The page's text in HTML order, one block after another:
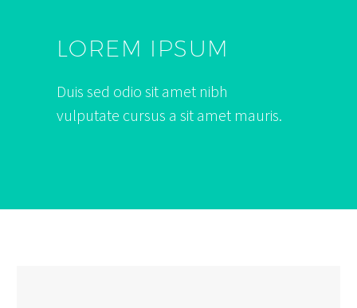
LOREM IPSUM
Duis sed odio sit amet nibh
vulputate cursus a sit amet mauris.